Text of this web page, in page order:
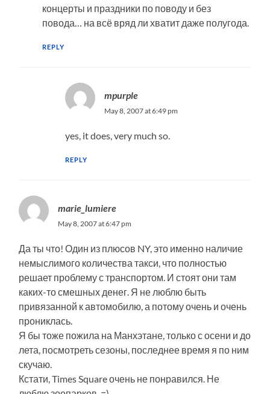
концерты и праздники по поводу и без
повода… на всё вряд ли хватит даже полугода.
REPLY
mpurple
May 8, 2007 at 6:49 pm
yes, it does, very much so.
REPLY
marie_lumiere
May 8, 2007 at 6:47 pm
Да ты что! Один из плюсов NY, это именно наличие
немыслимого количества такси, что полностью
решает проблему с транспортом. И стоят они там
каких-то смешных денег. Я не люблю быть
привязанной к автомобилю, а потому очень и очень
прониклась.
Я бы тоже пожила на Манхэтане, только с осени и до
лета, посмотреть сезоны, последнее время я по ним
скучаю.
Кстати, Times Square очень не понравился. Не